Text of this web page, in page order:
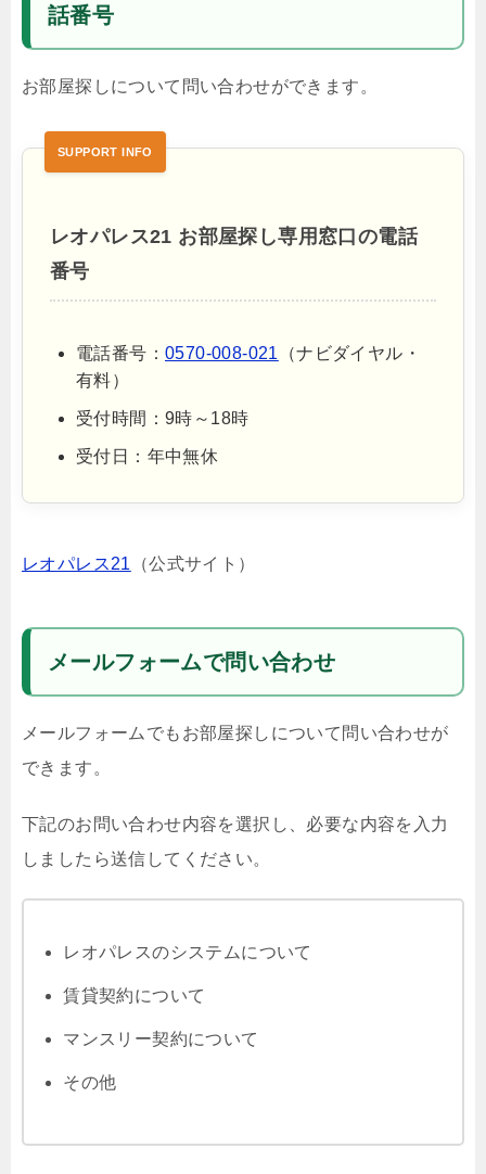
話番号
お部屋探しについて問い合わせができます。
レオパレス21 お部屋探し専用窓口の電話
番号
電話番号： 0570-008-021
（ナビダイヤル・
有料）
受付時間：9時～18時
受付日：年中無休
レオパレス21 （公式サイト）
メールフォームで問い合わせ
メールフォームでもお部屋探しについて問い合わせが
できます。
下記のお問い合わせ内容を選択し、必要な内容を入力
しましたら送信してください。
レオパレスのシステムについて
賃貸契約について
マンスリー契約について
その他